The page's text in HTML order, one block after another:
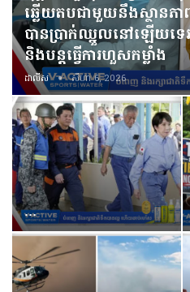
ឆ្លើយតបជាមួយនឹងស្ថាន
បានប្រាក់ឈ្នួលនៅឡើយទ
និងបន្តធ្វើការហួសកម្លាំង
ដាលីស សីហា 6, 2026
…